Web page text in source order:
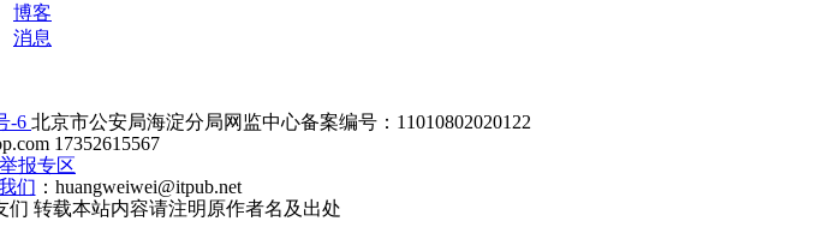
博客
消息
-6 北京市公安局海淀分局网监中心备案编号：11010802020122
17352615567
报专区
们 ：huangweiwei@itpub.net
转载本站内容请注明原作者名及出处